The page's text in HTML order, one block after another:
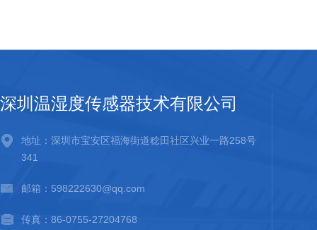
深圳温湿度传感器技术有限公司
地址：深圳市宝安区福海街道稔田社区兴业一路258号
341
邮箱：598222630@qq.com
传真：86-0755-27204768